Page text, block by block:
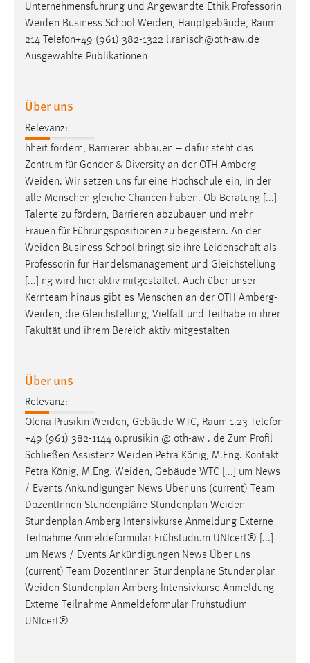
Unternehmensführung und Angewandte Ethik Professorin
Weiden Business School Weiden, Hauptgebäude, Raum
214 Telefon+49 (961) 382-1322 l.ranisch@oth-aw.de
Ausgewählte Publikationen
Über uns
Relevanz:
hheit fördern, Barrieren abbauen – dafür steht das
Zentrum für Gender & Diversity an der OTH Amberg-
Weiden. Wir setzen uns für eine Hochschule ein, in der
alle Menschen gleiche Chancen haben. Ob Beratung [...]
Talente zu fördern, Barrieren abzubauen und mehr
Frauen für Führungspositionen zu begeistern. An der
Weiden Business School bringt sie ihre Leidenschaft als
Professorin für Handelsmanagement und Gleichstellung
[...] ng wird hier aktiv mitgestaltet. Auch über unser
Kernteam hinaus gibt es Menschen an der OTH Amberg-
Weiden, die Gleichstellung, Vielfalt und Teilhabe in ihrer
Fakultät und ihrem Bereich aktiv mitgestalten
Über uns
Relevanz:
Olena Prusikin Weiden, Gebäude WTC, Raum 1.23 Telefon
+49 (961) 382-1144 o.prusikin @ oth-aw . de Zum Profil
Schließen Assistenz Weiden Petra König, M.Eng. Kontakt
Petra König, M.Eng. Weiden, Gebäude WTC [...] um News
/ Events Ankündigungen News Über uns (current) Team
DozentInnen Stundenpläne Stundenplan Weiden
Stundenplan Amberg Intensivkurse Anmeldung Externe
Teilnahme Anmeldeformular Frühstudium UNIcert® [...]
um News / Events Ankündigungen News Über uns
(current) Team DozentInnen Stundenpläne Stundenplan
Weiden Stundenplan Amberg Intensivkurse Anmeldung
Externe Teilnahme Anmeldeformular Frühstudium
UNIcert®
5e9dbeb1811c0446 = Sitzungslaufzeit, mibew_locale = 3
Jahre, MIBEW_UserID = 1 Jahr
Login
fe_user, be_user, be_lastLoginProvider
Zweck:
Dieser Cookie ist notwendig um sich an der Website
einloggen zu können.
Cookie Laufzeit:
24 Stunden
STATISTIK
Statistik Cookies erfassen Informationen anonym.
Diese Informationen helfen uns zu verstehen, wie
unsere Besucher unsere Website nutzen.
_pk_ref, _pk_cvar, _pk_id, _pk_ses
Zugriffsstatistik
Cookie Laufzeit:
Max. 13 Monate
MARKETING
Marketing Cookies werden von Drittanbietern
verwendet, um personalisierte Werbung anzuzeigen.
Sie tun dies, indem sie Besucher über Websites
hinweg verfolgen.
Google Ads